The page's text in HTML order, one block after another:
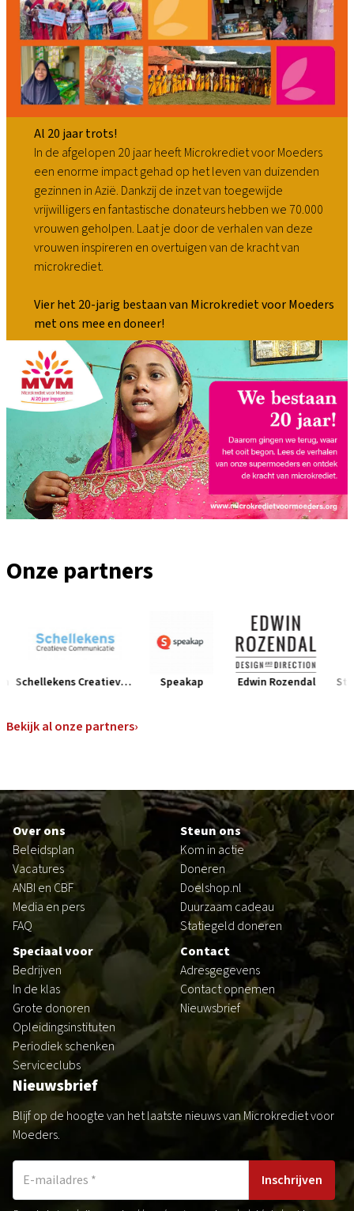
Al 20 jaar trots!
In de afgelopen 20 jaar heeft Microkrediet voor Moeders
een enorme impact gehad op het leven van duizenden
gezinnen in Azië. Dankzij de inzet van toegewijde
vrijwilligers en fantastische donateurs hebben we 70.000
vrouwen geholpen. Laat je door de verhalen van deze
vrouwen inspireren en overtuigen van de kracht van
microkrediet.
Vier het 20-jarig bestaan van Microkrediet voor Moeders
met ons mee en doneer!
Onze partners
Schellekens Creatieve Communicaties Speakap Edwin Rozendal
Namasté Reizen
Schellekens Creatieve Communicaties
Studio Pompe
DLA Piper
LOT of Illustrations
VDMi
LAB voor Leiders
Bekijk al onze partners›
Footer
Over ons
Beleidsplan
Vacatures
ANBI en CBF
Media en pers
FAQ
Steun ons
Kom in actie
Doneren
Doelshop.nl
Duurzaam cadeau
Statiegeld doneren
Speciaal voor
Bedrijven
In de klas
Grote donoren
Opleidingsinstituten
Periodiek schenken
Serviceclubs
Contact
Adresgegevens
Contact opnemen
Nieuwsbrief
Nieuwsbrief
Blijf op de hoogte van het laatste nieuws van Microkrediet voor
Moeders.
Inschrijven